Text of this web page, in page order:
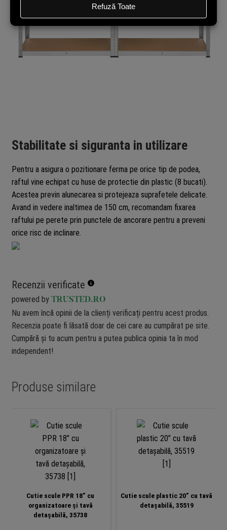
Stabilitate si siguranta in utilizare
Pentru a asigura o pozitionare ferma pe orice tip de podea,
raftul vine echipat cu huse de protectie din plastic (8 bucati).
Acestea previn alunecarea si protejeaza suprafetele delicate.
Avand in vedere inaltimea de 150 cm, recomandam fixarea
raftului pe perete prin punctele de ancorare pentru a preveni
orice risc de inclinare.
Recenzii verificate
powered by TRUSTED.RO
Nu avem încă opinii de la clienți verificați pentru acest produs.
Recenzia poate fi lăsată doar de cei care au cumpărat pe site.
Cumpără și tu acum pentru a putea publica opinia ta în mod
independent!
Produse similare
Cutie scule PPR 18” cu
organizatoare și tavă
detașabilă, 35738
Cutie scule plastic 20” cu tavă
detașabilă, 35519